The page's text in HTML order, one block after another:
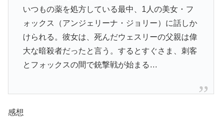
いつもの薬を処方している最中、1人の美女・フ
ォックス（アンジェリーナ・ジョリー）に話しか
けられる。彼女は、死んだウェスリーの父親は偉
大な暗殺者だったと言う。するとすぐさま、刺客
とフォックスの間で銃撃戦が始まる…
感想